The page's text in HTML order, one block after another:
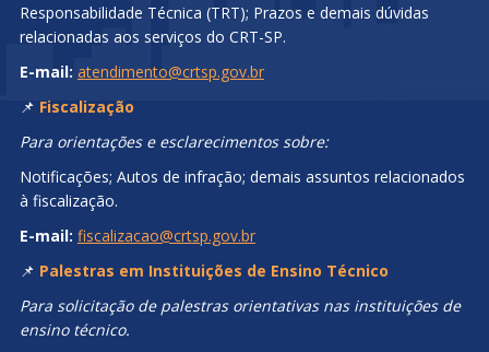
Responsabilidade Técnica (TRT); Prazos e demais dúvidas
relacionadas aos serviços do CRT-SP.
E-mail: atendimento@crtsp.gov.br
📌 Fiscalização
Para orientações e esclarecimentos sobre:
Notificações; Autos de infração; demais assuntos relacionados
à fiscalização.
E-mail: fiscalizacao@crtsp.gov.br
📌 Palestras em Instituições de Ensino Técnico
Para solicitação de palestras orientativas nas instituições de
ensino técnico.